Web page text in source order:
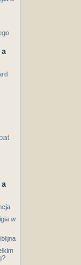
a
a
w